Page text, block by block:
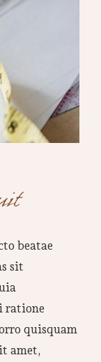
beatae
sit
ratione
quisquam
amet,